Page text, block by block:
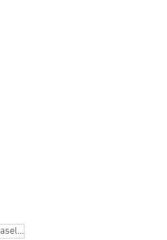
巴塞爾藝術展香港展會 Art Basel Hong Kong